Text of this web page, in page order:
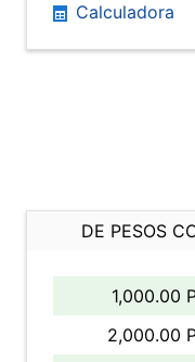
Calculadora
DE PESOS
1,000.00
2,000.00